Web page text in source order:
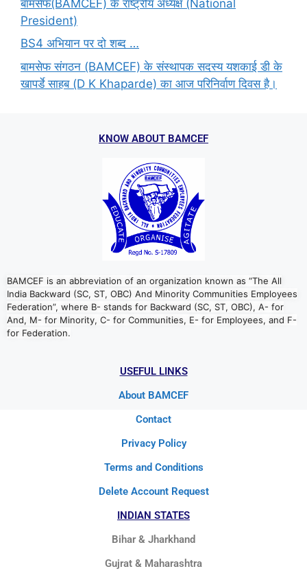
बामसेफ(BAMCEF) के राष्ट्रीय अध्यक्ष (National
President)
BS4 अभियान पर दो शब्द …
बामसेफ संगठन (BAMCEF) के संस्थापक सदस्य यशकाई डी के
खापर्डे साहब (D K Khaparde) का आज परिनिर्वाण दिवस है।
KNOW ABOUT BAMCEF
BAMCEF is an abbreviation of an organization known as “The All
India Backward (SC, ST, OBC) And Minority Communities Employees
Federation”, where B- stands for Backward (SC, ST, OBC), A- for
And, M- for Minority, C- for Communities, E- for Employees, and F-
for Federation.
USEFUL LINKS
About BAMCEF
Contact
Privacy Policy
Terms and Conditions
Delete Account Request
INDIAN STATES
Bihar & Jharkhand
Gujrat & Maharashtra